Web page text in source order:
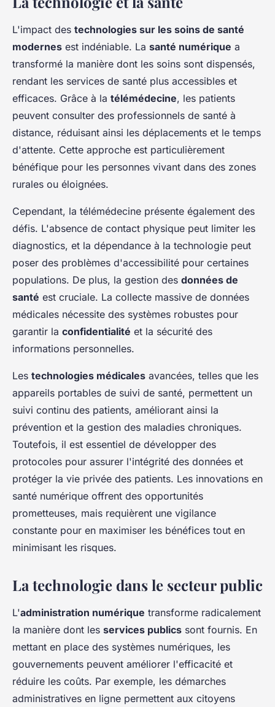
L'impact des technologies sur les soins de santé
modernes est indéniable. La santé numérique a
transformé la manière dont les soins sont dispensés,
rendant les services de santé plus accessibles et
efficaces. Grâce à la télémédecine, les patients
peuvent consulter des professionnels de santé à
distance, réduisant ainsi les déplacements et le temps
d'attente. Cette approche est particulièrement
bénéfique pour les personnes vivant dans des zones
rurales ou éloignées.
Cependant, la télémédecine présente également des
défis. L'absence de contact physique peut limiter les
diagnostics, et la dépendance à la technologie peut
poser des problèmes d'accessibilité pour certaines
populations. De plus, la gestion des données de
santé est cruciale. La collecte massive de données
médicales nécessite des systèmes robustes pour
garantir la confidentialité et la sécurité des
informations personnelles.
Les technologies médicales avancées, telles que les
appareils portables de suivi de santé, permettent un
suivi continu des patients, améliorant ainsi la
prévention et la gestion des maladies chroniques.
Toutefois, il est essentiel de développer des
protocoles pour assurer l'intégrité des données et
protéger la vie privée des patients. Les innovations en
santé numérique offrent des opportunités
prometteuses, mais requièrent une vigilance
constante pour en maximiser les bénéfices tout en
minimisant les risques.
La technologie dans le secteur public
L'administration numérique transforme radicalement
la manière dont les services publics sont fournis. En
mettant en place des systèmes numériques, les
gouvernements peuvent améliorer l'efficacité et
réduire les coûts. Par exemple, les démarches
administratives en ligne permettent aux citoyens